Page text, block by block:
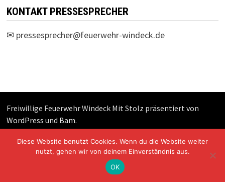
KONTAKT PRESSESPRECHER
✉ pressesprecher@feuerwehr-windeck.de
Freiwillige Feuerwehr Windeck Mit Stolz präsentiert von
WordPress und Bam.
Diese Website benutzt Cookies. Wenn du die Website weiter
nutzt, gehen wir von deinem Einverständnis aus.
OK